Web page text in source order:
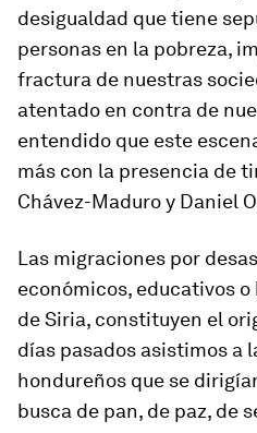
desigualdad que tiene
personas en la pobreza,
fractura de nuestras
atentado en contra de
entendido que este
más con la presencia de
Chávez-Maduro y Daniel
Las migraciones por
económicos, educativos
de Siria, constituyen el
días pasados asistimos a
hondureños que se
busca de pan, de paz, de